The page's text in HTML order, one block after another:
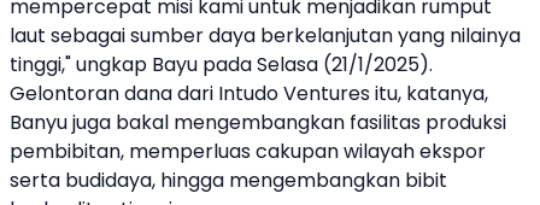
mempercepat misi kami untuk menjadikan rumput
laut sebagai sumber daya berkelanjutan yang nilainya
tinggi," ungkap Bayu pada Selasa (21/1/2025).
Gelontoran dana dari Intudo Venturesitu, katanya,
Banyujuga bakal mengembangkan fasilitas produksi
pembibitan, memperluas cakupan wilayah ekspor
serta budidaya, hingga mengembangkan bibit